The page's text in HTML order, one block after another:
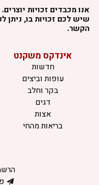
אנו מכבדים זכויות
שיש לכם זכויות בו, ניתן
הקשר.
אינדקס משקנט
חדשות
עופות וביצים
בקר וחלב
דגים
אצות
בריאות מהחי